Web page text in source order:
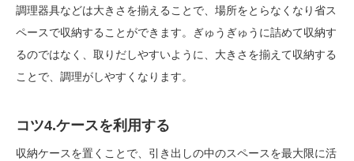
調理器具などは大きさを揃えることで、場所をとらなくなり省ス
ペースで収納することができます。ぎゅうぎゅうに詰めて収納す
るのではなく、取りだしやすいように、大きさを揃えて収納する
ことで、調理がしやすくなります。
コツ4.ケースを利用する
収納ケースを置くことで、引き出しの中のスペースを最大限に活